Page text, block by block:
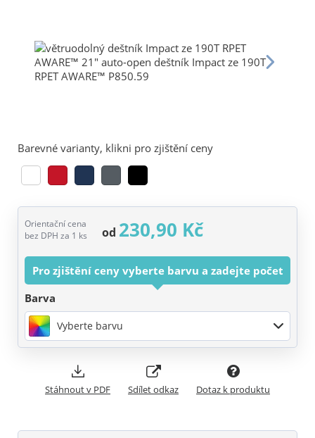
Barevné varianty, klikni pro zjištění ceny
Orientační cena
bez DPH za 1 ks
od 230,90 Kč
Pro zjištění ceny vyberte barvu a zadejte počet
Barva
Vyberte barvu
Stáhnout v PDF Sdílet odkaz Dotaz k produktu